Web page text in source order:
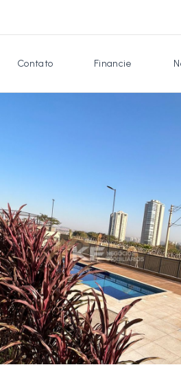
Contato Financie